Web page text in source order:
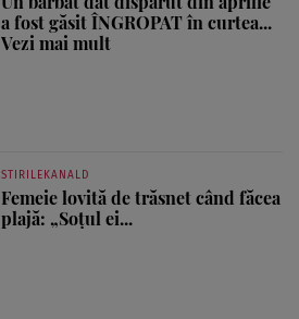
a fost găsit ÎNGROPAT în curtea...
Vezi mai mult
STIRILEKANALD
Femeie lovită de trăsnet când făcea
plajă: „Soțul ei...